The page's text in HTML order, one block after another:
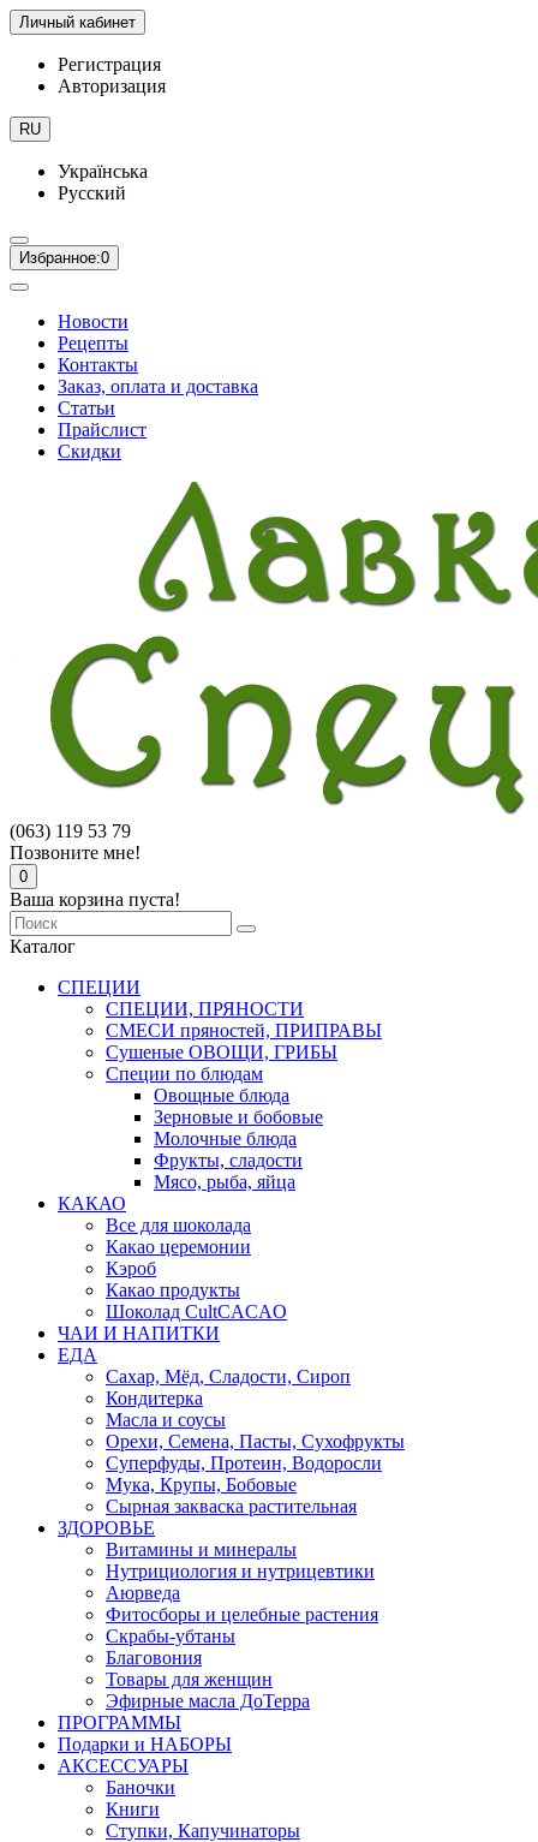
Личный кабинет
Регистрация
Авторизация
RU
Українська
Русский
Избранное:0
Новости
Рецепты
Контакты
Заказ, оплата и доставка
Статьи
Прайслист
Скидки
(063) 119 53 79
Позвоните мне!
0
Ваша корзина пуста!
Каталог
СПЕЦИИ
СПЕЦИИ, ПРЯНОСТИ
СМЕСИ пряностей, ПРИПРАВЫ
Сушеные ОВОЩИ, ГРИБЫ
Специи по блюдам
Овощные блюда
Зерновые и бобовые
Молочные блюда
Фрукты, сладости
Мясо, рыба, яйца
КАКАО
Все для шоколада
Какао церемонии
Кэроб
Какао продукты
Шоколад CultCACAO
ЧАИ И НАПИТКИ
ЕДА
Сахар, Мёд, Сладости, Сироп
Кондитерка
Масла и соусы
Орехи, Семена, Пасты, Сухофрукты
Суперфуды, Протеин, Водоросли
Мука, Крупы, Бобовые
Сырная закваска растительная
ЗДОРОВЬЕ
Витамины и минералы
Нутрициология и нутрицевтики
Аюрведа
Фитосборы и целебные растения
Скрабы-убтаны
Благовония
Товары для женщин
Эфирные масла ДоТерра
ПРОГРАММЫ
Подарки и НАБОРЫ
АКСЕССУАРЫ
Баночки
Книги
Ступки, Капучинаторы